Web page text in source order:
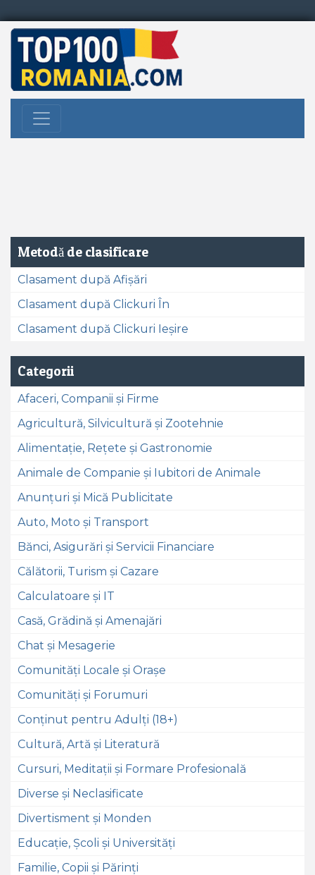
Metodă de clasificare
Clasament după Afișări
Clasament după Clickuri În
Clasament după Clickuri Ieșire
Categorii
Afaceri, Companii și Firme
Agricultură, Silvicultură și Zootehnie
Alimentație, Rețete și Gastronomie
Animale de Companie și Iubitori de Animale
Anunțuri și Mică Publicitate
Auto, Moto și Transport
Bănci, Asigurări și Servicii Financiare
Călătorii, Turism și Cazare
Calculatoare și IT
Casă, Grădină și Amenajări
Chat și Mesagerie
Comunități Locale și Orașe
Comunități și Forumuri
Conținut pentru Adulți (18+)
Cultură, Artă și Literatură
Cursuri, Meditații și Formare Profesională
Diverse și Neclasificate
Divertisment și Monden
Educație, Școli și Universități
Familie, Copii și Părinți